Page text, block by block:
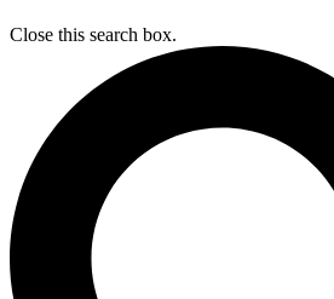
Close this search box.